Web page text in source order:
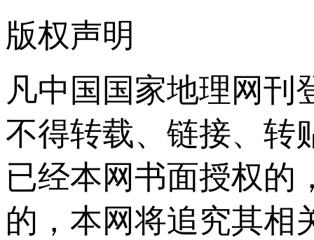
版权声明
凡中国国家地理网刊
不得转载、链接、转
已经本网书面授权的
的，本网将追究其相